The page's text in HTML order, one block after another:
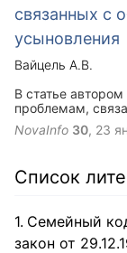
связанных с
усыновления
Вайцель А.В.
В статье
проблемам,
предлагаются
NovaInfo 30, 23
Список
Семейный
закон от